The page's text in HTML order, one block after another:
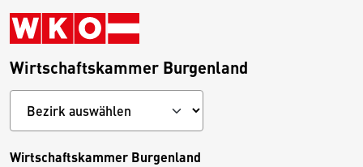
Wirtschaftskammer Burgenland
Wirtschaftskammer Burgenland